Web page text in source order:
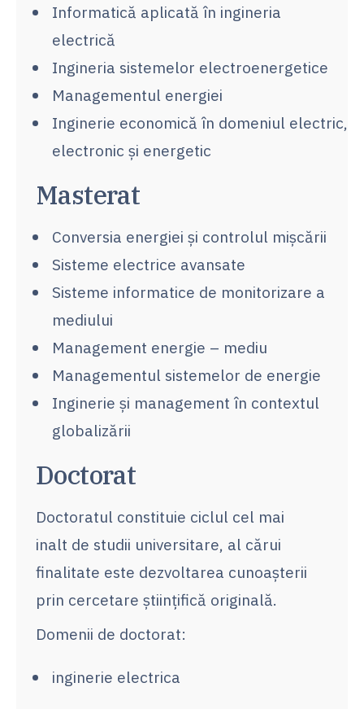
Informatică aplicată în ingineria
electrică
Ingineria sistemelor electroenergetice
Managementul energiei
Inginerie economică în domeniul electric,
electronic şi energetic
Masterat
Conversia energiei şi controlul mişcării
Sisteme electrice avansate
Sisteme informatice de monitorizare a
mediului
Management energie – mediu
Managementul sistemelor de energie
Inginerie şi management în contextul
globalizării
Doctorat
Doctoratul constituie ciclul cel mai
inalt de studii universitare, al cărui
finalitate este dezvoltarea cunoaşterii
prin cercetare ştiinţifică originală.
Domenii de doctorat:
inginerie electrica